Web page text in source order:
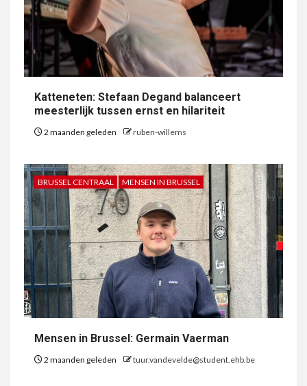
Katteneten: Stefaan Degand balanceert
meesterlijk tussen ernst en hilariteit
2 maanden geleden ruben-willems
BRUSSEL CENTRAAL MENSEN IN BRUSSEL
Mensen in Brussel: Germain Vaerman
2 maanden geleden tuur.vandevelde@student.ehb.be